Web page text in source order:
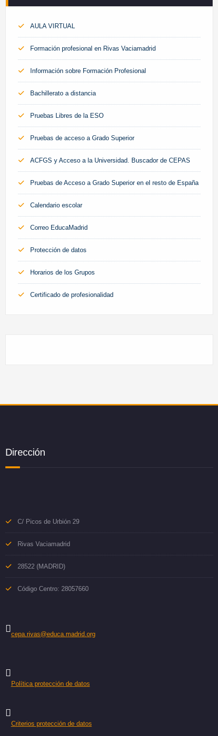
AULA VIRTUAL
Formación profesional en Rivas Vaciamadrid
Información sobre Formación Profesional
Bachillerato a distancia
Pruebas Libres de la ESO
Pruebas de acceso a Grado Superior
ACFGS y Acceso a la Universidad. Buscador de CEPAS
Pruebas de Acceso a Grado Superior en el resto de España
Calendario escolar
Correo EducaMadrid
Protección de datos
Horarios de los Grupos
Certificado de profesionalidad
Dirección
C/ Picos de Urbión 29
Rivas Vaciamadrid
28522 (MADRID)
Código Centro: 28057660
cepa.rivas@educa.madrid.org
Política protección de datos
Criterios protección de datos